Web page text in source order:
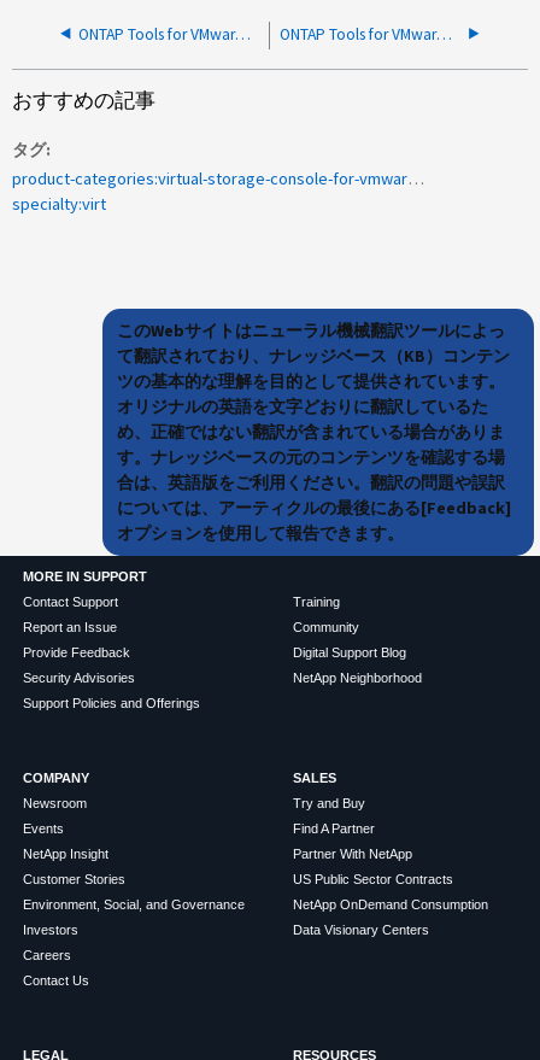
ONTAP Tools for VMware vSphere：OTVにストレージシステムを追加するときに相互認証エラーが発生する ONTAP Tools for VMware vSphere：OTV登録後に健全なアップストリームエラーが発生しません
おすすめの記事
タグ
product-categories:virtual-storage-console-for-vmware-vsphere
specialty:virt
このWebサイトはニューラル機械翻訳ツールによっ
て翻訳されており、ナレッジベース（KB）コンテン
ツの基本的な理解を目的として提供されています。
オリジナルの英語を文字どおりに翻訳しているた
め、正確ではない翻訳が含まれている場合がありま
す。ナレッジベースの元のコンテンツを確認する場
合は、英語版をご利用ください。翻訳の問題や誤訳
については、アーティクルの最後にある[Feedback]
オプションを使用して報告できます。
MORE IN SUPPORT
Contact Support
Report an Issue
Provide Feedback
Security Advisories
Support Policies and Offerings
Training
Community
Digital Support Blog
NetApp Neighborhood
COMPANY
Newsroom
Events
NetApp Insight
Customer Stories
Environment, Social, and Governance
Investors
Careers
Contact Us
SALES
Try and Buy
Find A Partner
Partner With NetApp
US Public Sector Contracts
NetApp OnDemand Consumption
Data Visionary Centers
LEGAL RESOURCES